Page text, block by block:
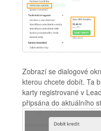
Zobrazí se dialogové
kterou chcete dobít. Ta
karty registrované v
připsána do aktuálního